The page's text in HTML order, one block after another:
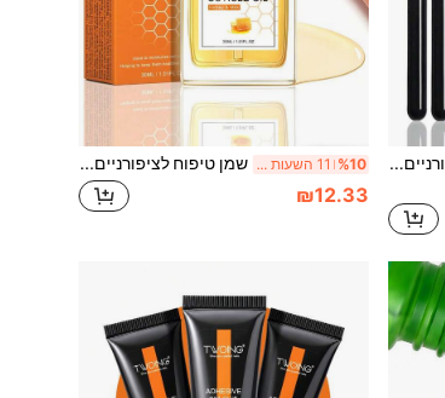
TWOING 5 יח'\חבילה פצצת ציפורניים אבן ספוג קוורץ אבן ציפורניים עט קובץ ציפורניים סטיק מסיר לציפורניים גוזם חוצץ פדיקור עט פדיקור כלי טיפוח ציפורניים לסלון יופי ביתי קילוף עור מת תיקון
%10 11 השעות האחרונות שמן טיפוח לציפורניים בטעם דבש TWOING - בקבוק טפטפת 30 מ"ל, מתאים לעור יבש וציפורניים דקות, מעניק לחות ומזין את הציפורניים והציפורניים, הופך את הציפורניים לבריאות יותר וחלק יותר, טיפוח לחות יומיומי לידיים ולרגליים
₪12.33